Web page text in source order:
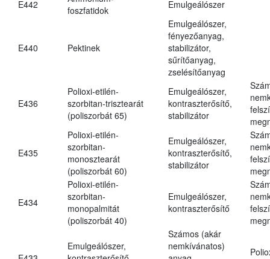
E442
foszfatidok
Emulgeálószer
E440 Pektinek
Emulgeálószer,
fényezőanyag,
stabilizátor,
sűrítőanyag,
zselésítőanyag
E436
Polioxi-etilén-
szorbitan-trisztearát
(poliszorbát 65)
Emulgeálószer,
kontraszterősítő,
stabilizátor
E435
Polioxi-etilén-
szorbitan-
monosztearát
(poliszorbát 60)
Emulgeálószer,
kontraszterősítő,
stabilizátor
E434
Polioxi-etilén-
szorbitan-
monopalmitát
(poliszorbát 40)
Emulgeálószer,
kontraszterősítő
Emulgeálószer,
Számos (akár
nemkívánatos)